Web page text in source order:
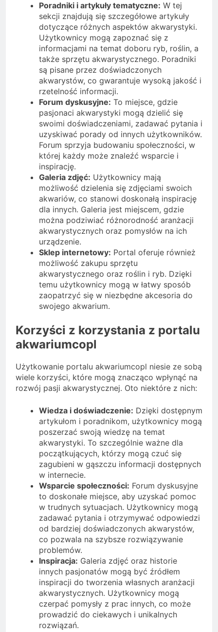
Poradniki i artykuły tematyczne: W tej
sekcji znajdują się szczegółowe artykuły
dotyczące różnych aspektów akwarystyki.
Użytkownicy mogą zapoznać się z
informacjami na temat doboru ryb, roślin, a
także sprzętu akwarystycznego. Poradniki
są pisane przez doświadczonych
akwarystów, co gwarantuje wysoką jakość i
rzetelność informacji.
Forum dyskusyjne: To miejsce, gdzie
pasjonaci akwarystyki mogą dzielić się
swoimi doświadczeniami, zadawać pytania i
uzyskiwać porady od innych użytkowników.
Forum sprzyja budowaniu społeczności, w
której każdy może znaleźć wsparcie i
inspirację.
Galeria zdjęć: Użytkownicy mają
możliwość dzielenia się zdjęciami swoich
akwariów, co stanowi doskonałą inspirację
dla innych. Galeria jest miejscem, gdzie
można podziwiać różnorodność aranżacji
akwarystycznych oraz pomysłów na ich
urządzenie.
Sklep internetowy: Portal oferuje również
możliwość zakupu sprzętu
akwarystycznego oraz roślin i ryb. Dzięki
temu użytkownicy mogą w łatwy sposób
zaopatrzyć się w niezbędne akcesoria do
swojego akwarium.
Korzyści z korzystania z portalu
akwariumcopl
Użytkowanie portalu akwariumcopl niesie ze sobą
wiele korzyści, które mogą znacząco wpłynąć na
rozwój pasji akwarystycznej. Oto niektóre z nich:
Wiedza i doświadczenie: Dzięki dostępnym
artykułom i poradnikom, użytkownicy mogą
poszerzać swoją wiedzę na temat
akwarystyki. To szczególnie ważne dla
początkujących, którzy mogą czuć się
zagubieni w gąszczu informacji dostępnych
w internecie.
Wsparcie społeczności: Forum dyskusyjne
to doskonałe miejsce, aby uzyskać pomoc
w trudnych sytuacjach. Użytkownicy mogą
zadawać pytania i otrzymywać odpowiedzi
od bardziej doświadczonych akwarystów,
co pozwala na szybsze rozwiązywanie
problemów.
Inspiracja: Galeria zdjęć oraz historie
innych pasjonatów mogą być źródłem
inspiracji do tworzenia własnych aranżacji
akwarystycznych. Użytkownicy mogą
czerpać pomysły z prac innych, co może
prowadzić do ciekawych i unikalnych
rozwiązań.